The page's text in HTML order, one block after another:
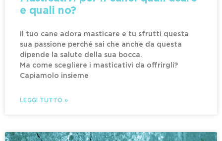
e quali no?
Il tuo cane adora masticare e tu sfrutti questa
sua passione perché sai che anche da questa
dipende la salute della sua bocca.
Ma come scegliere i masticativi da offrirgli?
Capiamolo insieme
LEGGI TUTTO »